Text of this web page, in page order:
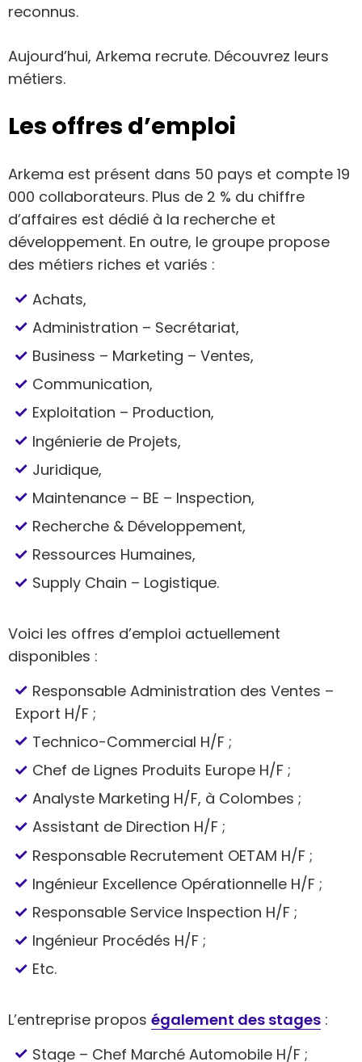
reconnus.
Aujourd’hui, Arkema recrute. Découvrez leurs
métiers.
Les offres d’emploi
Arkema est présent dans 50 pays et compte 19
000 collaborateurs. Plus de 2 % du chiffre
d’affaires est dédié à la recherche et
développement. En outre, le groupe propose
des métiers riches et variés :
Achats,
Administration – Secrétariat,
Business – Marketing – Ventes,
Communication,
Exploitation – Production,
Ingénierie de Projets,
Juridique,
Maintenance – BE – Inspection,
Recherche & Développement,
Ressources Humaines,
Supply Chain – Logistique.
Voici les offres d’emploi actuellement
disponibles :
Responsable Administration des Ventes –
Export H/F ;
Technico-Commercial H/F ;
Chef de Lignes Produits Europe H/F ;
Analyste Marketing H/F, à Colombes ;
Assistant de Direction H/F ;
Responsable Recrutement OETAM H/F ;
Ingénieur Excellence Opérationnelle H/F ;
Responsable Service Inspection H/F ;
Ingénieur Procédés H/F ;
Etc.
L’entreprise propos également des stages :
Stage – Chef Marché Automobile H/F ;